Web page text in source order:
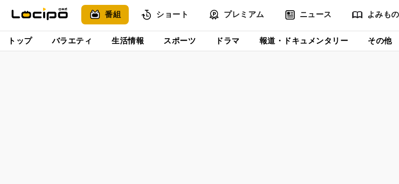
番組 ショート プレミアム ニュース よみもの
トップ バラエティ 生活情報 スポーツ ドラマ 報道・ドキュメンタリー その他